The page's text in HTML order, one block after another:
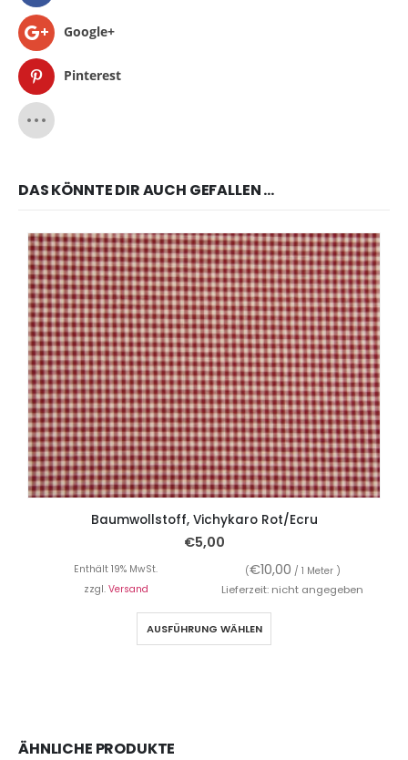
Google+
Pinterest
DAS KÖNNTE DIR AUCH GEFALLEN …
Baumwollstoff, Vichykaro Rot/Ecru
€5,00
Enthält 19% MwSt. (€10,00 / 1 Meter )
zzgl. Versand Lieferzeit: nicht angegeben
AUSFÜHRUNG WÄHLEN
ÄHNLICHE PRODUKTE